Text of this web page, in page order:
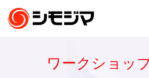
ワークショッ